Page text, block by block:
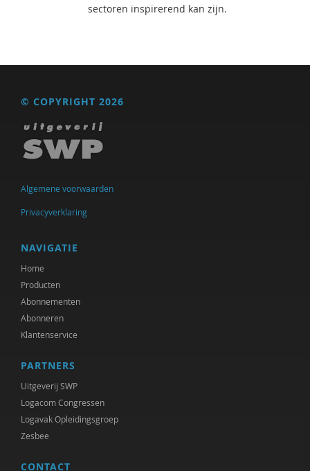
sectoren inspirerend kan zijn.
© COPYRIGHT 2026
Algemene voorwaarden
Privacyverklaring
NAVIGATIE
Home
Producten
Abonnementen
Abonneren
Klantenservice
PARTNERS
Uitgeverij SWP
Logacom Congressen
Logavak Opleidingsgroep
Zesbee
CONTACT